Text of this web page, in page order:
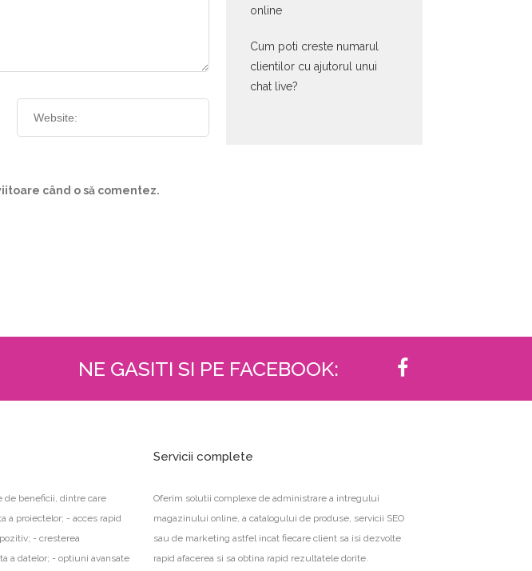
când o să comentez.
online
Cum poti creste numarul
clientilor cu ajutorul unui
chat live?
NE GASITI SI PE FACEBOOK:
de beneficii, dintre care
a proiectelor; - acces rapid
- cresterea
a datelor; - optiuni avansate
Servicii complete
Oferim solutii complexe de administrare a intregului
magazinului online, a catalogului de produse, servicii SEO
sau de marketing astfel incat fiecare client sa isi dezvolte
rapid afacerea si sa obtina rapid rezultatele dorite.